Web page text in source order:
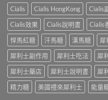
療
程
安
排
與
療
效
評
估〉
中
完
整
解
析：
併
用
條
件、
風
險
雙
效
合
一
如
何
同
時
解
決
強、
半
顆
又
不
夠？
破
解
「劑
量
尬」
Cialis Cialis HongKong Cialis
Cialis效果
Cialis說明書 Cialis
悍馬紅糖
汗馬糖 漢馬糖 犀
犀利士副作用
犀利士吃法 犀
犀利士藥店
犀利士說明書 犀
精力糖
美國禮來犀利士 能量